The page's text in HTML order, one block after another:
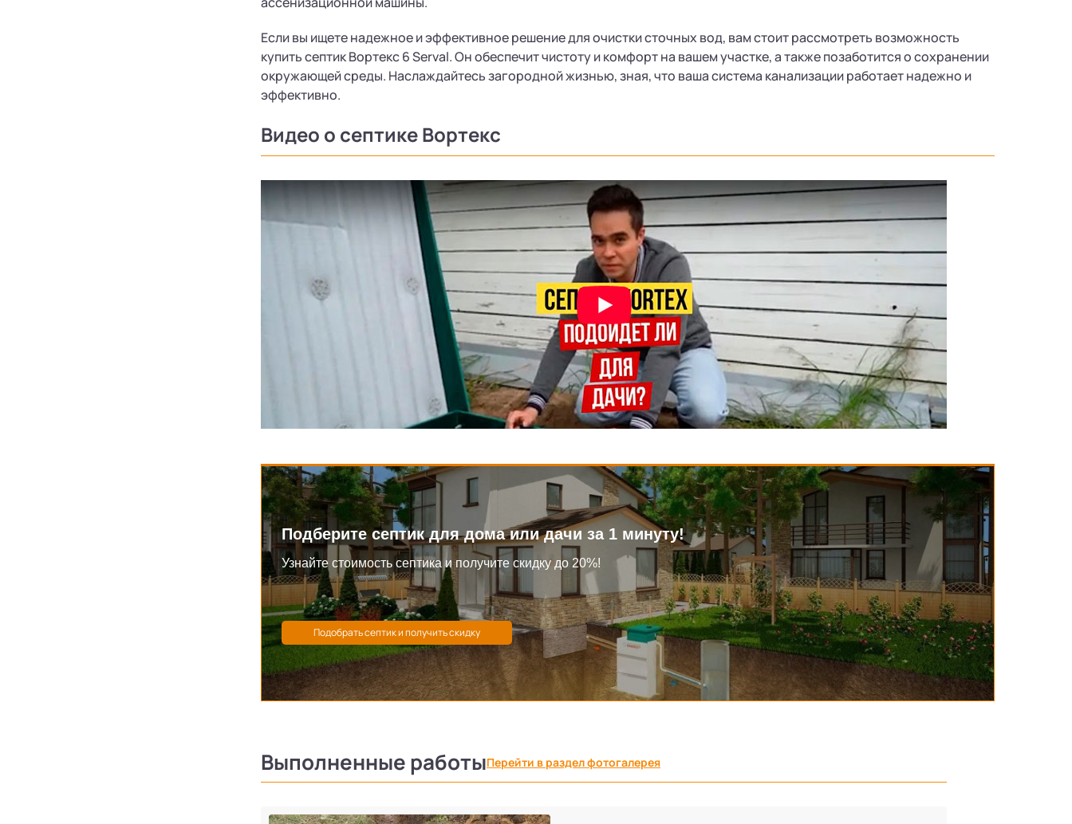
Если вы ищете надежное и эффективное решение для очистки сточных вод, вам стоит рассмотреть возможность
купить септик Вортекс 6 Serval. Он обеспечит чистоту и комфорт на вашем участке, а также позаботится о сохранении
окружающей среды. Наслаждайтесь загородной жизнью, зная, что ваша система канализации работает надежно и
эффективно.
Видео о септике Вортекс
Подберите септик для дома или дачи за 1 минуту!
Узнайте стоимость септика и получите скидку до 20%!
Выполненные работыПерейти в раздел фотогалерея